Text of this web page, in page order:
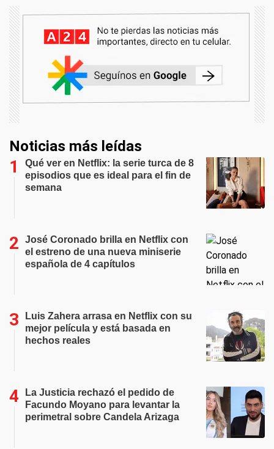
Noticias más leídas
Qué ver en Netflix: la serie turca de 8
episodios que es ideal para el fin de
semana
José Coronado brilla en Netflix con
el estreno de una nueva miniserie
española de 4 capítulos
Luis Zahera arrasa en Netflix con su
mejor película y está basada en
hechos reales
La Justicia rechazó el pedido de
Facundo Moyano para levantar la
perimetral sobre Candela Arizaga